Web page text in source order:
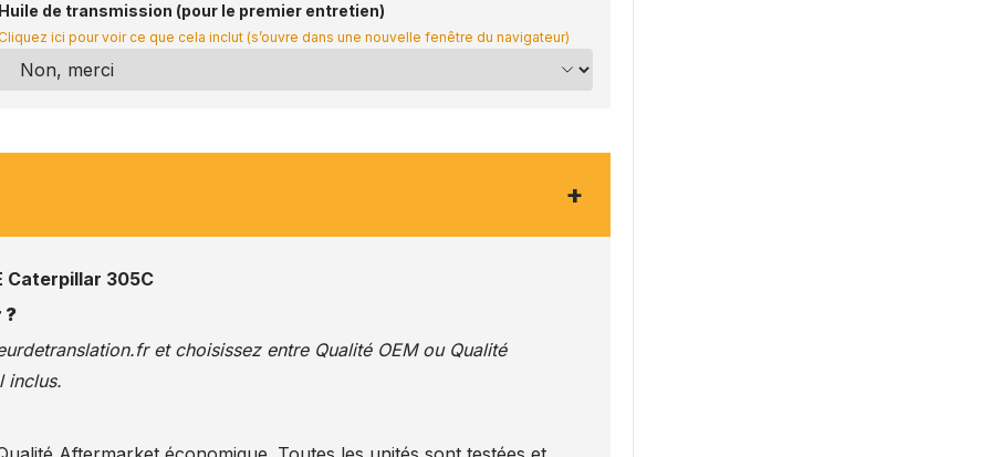
Huile de transmission (pour le premier entretien)
ici pour voir ce que cela inclut (s’ouvre dans une nouvelle fenêtre du navigateur)
+
Caterpillar 305C
?
et choisissez entre Qualité OEM ou Qualité
inclus.